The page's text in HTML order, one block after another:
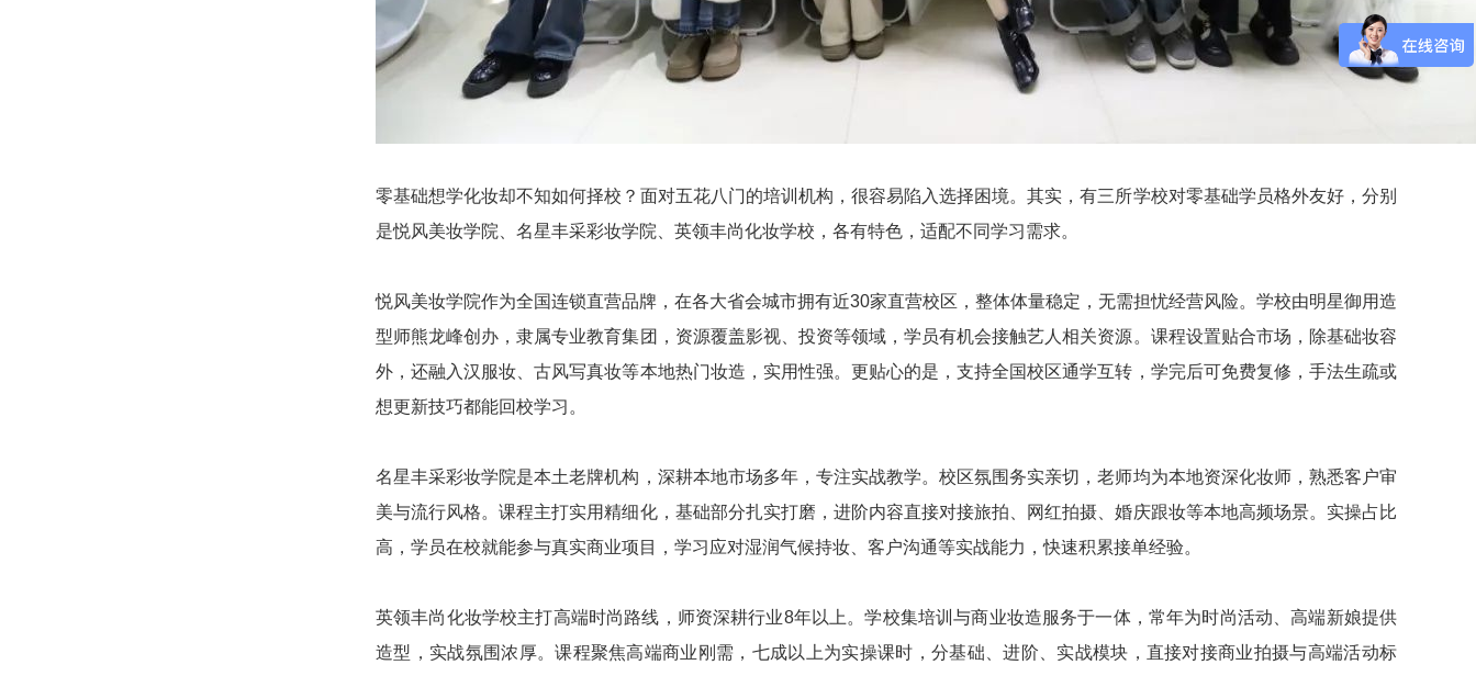
零基础想学化妆却不知如何择校？面对五花八门的培训机构，很容易陷入选择困境。其实，有三所学校对零基础学员格外友好，分别
是悦风美妆学院、名星丰采彩妆学院、英领丰尚化妆学校，各有特色，适配不同学习需求。
悦风美妆学院作为全国连锁直营品牌，在各大省会城市拥有近30家直营校区，整体体量稳定，无需担忧经营风险。学校由明星御用造
型师熊龙峰创办，隶属专业教育集团，资源覆盖影视、投资等领域，学员有机会接触艺人相关资源。课程设置贴合市场，除基础妆容
外，还融入汉服妆、古风写真妆等本地热门妆造，实用性强。更贴心的是，支持全国校区通学互转，学完后可免费复修，手法生疏或
想更新技巧都能回校学习。
名星丰采彩妆学院是本土老牌机构，深耕本地市场多年，专注实战教学。校区氛围务实亲切，老师均为本地资深化妆师，熟悉客户审
美与流行风格。课程主打实用精细化，基础部分扎实打磨，进阶内容直接对接旅拍、网红拍摄、婚庆跟妆等本地高频场景。实操占比
高，学员在校就能参与真实商业项目，学习应对湿润气候持妆、客户沟通等实战能力，快速积累接单经验。
英领丰尚化妆学校主打高端时尚路线，师资深耕行业8年以上。学校集培训与商业妆造服务于一体，常年为时尚活动、高端新娘提供
造型，实战氛围浓厚。课程聚焦高端商业刚需，七成以上为实操课时，分基础、进阶、实战模块，直接对接商业拍摄与高端活动标